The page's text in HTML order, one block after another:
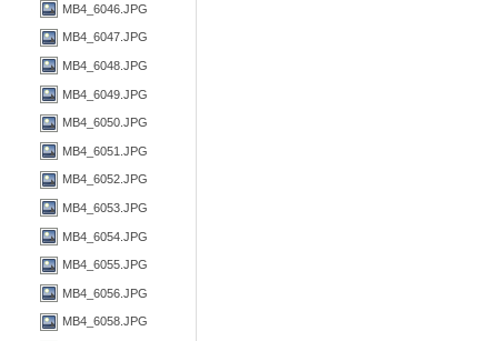
MB4_6046.JPG
MB4_6047.JPG
MB4_6048.JPG
MB4_6049.JPG
MB4_6050.JPG
MB4_6051.JPG
MB4_6052.JPG
MB4_6053.JPG
MB4_6054.JPG
MB4_6055.JPG
MB4_6056.JPG
MB4_6058.JPG